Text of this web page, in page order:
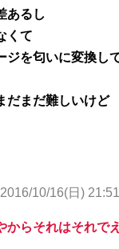
あるし
くて
ジを匂いに変換し
だまだ難しいけど
2016/10/16(日)
からそれはそれで